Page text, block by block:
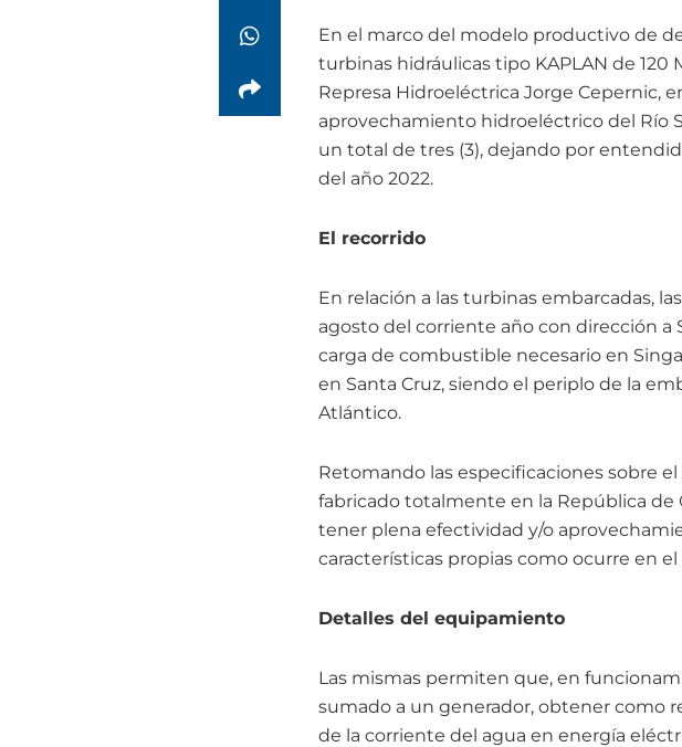
En el marco del modelo productivo de
turbinas hidráulicas tipo KAPLAN de 120
Represa Hidroeléctrica Jorge Cepernic,
aprovechamiento hidroeléctrico del Río
un total de tres (3), dejando por
del año 2022.
El recorrido
En relación a las turbinas embarcadas,
agosto del corriente año con dirección a
carga de combustible necesario en
en Santa Cruz, siendo el periplo de la
Atlántico.
Retomando las especificaciones sobre
fabricado totalmente en la República de
tener plena efectividad y/o
características propias como ocurre en el
Detalles del equipamiento
Las mismas permiten que, en
sumado a un generador, obtener como
de la corriente del agua en energía